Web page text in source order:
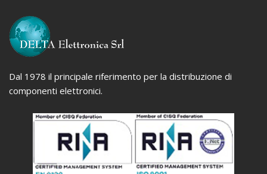
Dal 1978 il principale riferimento per la distribuzione di
componenti elettronici.